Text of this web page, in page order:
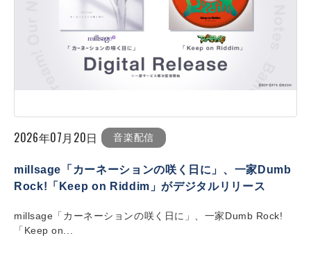
2026年07月20日 音楽配信
millsage「カーネーションの咲く日に」、一家Dumb
Rock!「Keep on Riddim」がデジタルリリース
millsage「カーネーションの咲く日に」、一家Dumb Rock!
「Keep on...